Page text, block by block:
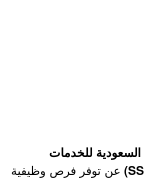
للخدمات
عن توفر فرص وظيفية